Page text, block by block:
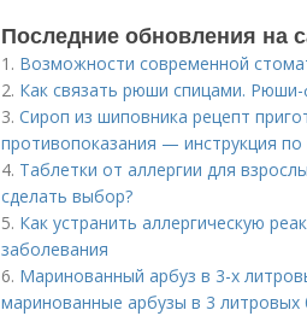
Последние обновления на
1. Возможности современной
2. Как связать рюши спицами.
3. Сироп из шиповника рецепт
противопоказания — инструкция
4. Таблетки от аллергии для
сделать выбор?
5. Как устранить аллергическую
заболевания
6. Маринованный арбуз в 3-х
маринованные арбузы в 3 литровых